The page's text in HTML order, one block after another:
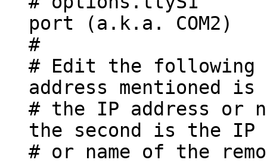
port (a.k.a. COM2)
#
# Edit the
address mentioned
# the IP address or
the second is the IP
# or name of the